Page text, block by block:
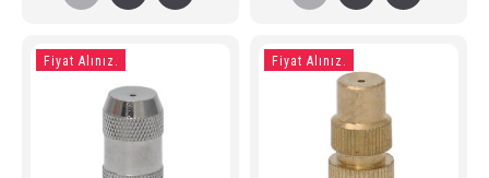
Fiyat Alınız. Fiyat Alınız.